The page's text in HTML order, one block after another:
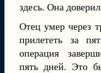
здесь. Она
Отец умер через
прилететь за
операция
пять дней. Это